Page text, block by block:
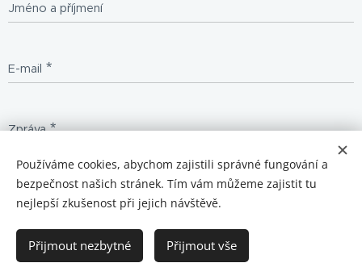
Jméno a příjmení
E-mail
Zpráva
Odeslat
starší verze webu https://ommo1.webnode.cz/
Používáme cookies, abychom zajistili správné fungování a
bezpečnost našich stránek. Tím vám můžeme zajistit tu
nejlepší zkušenost při jejich návštěvě.
Přijmout nezbytné Přijmout vše